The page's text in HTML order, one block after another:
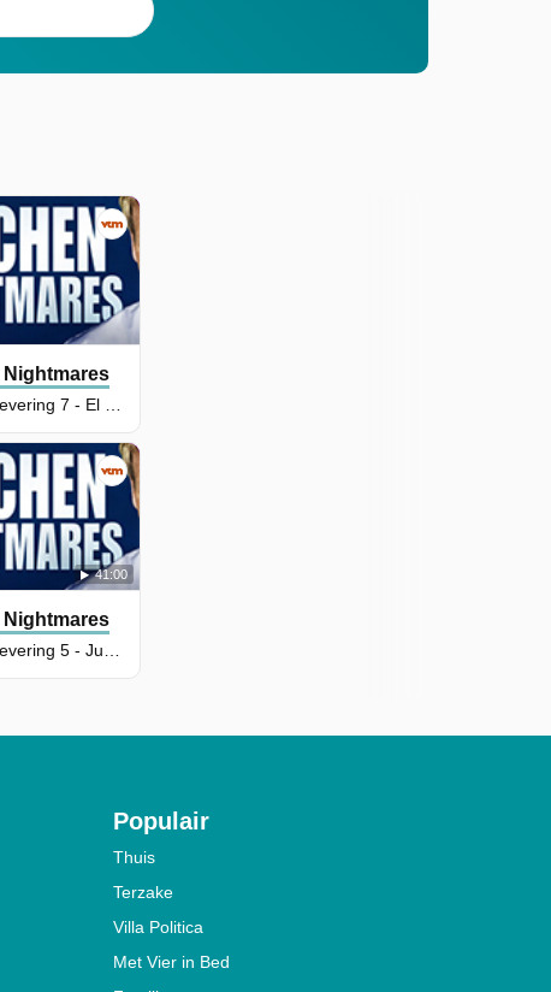
41:00
Populair
Thuis
Terzake
Villa Politica
Met Vier in Bed